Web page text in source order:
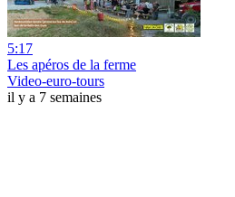
5:17
Les apéros de la ferme
Video-euro-tours
il y a 7 semaines